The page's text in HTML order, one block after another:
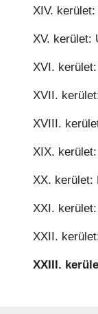
XIV. kerület:
XV. kerület:
XVI.
XVII.
XVIII.
XIX.
XX. kerület:
XXI.
XXII.
XXIII.